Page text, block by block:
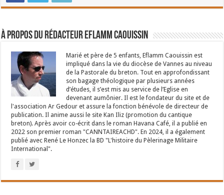
À propos du rédacteur Eflamm Caouissin
Marié et père de 5 enfants, Eflamm Caouissin est
impliqué dans la vie du diocèse de Vannes au niveau
de la Pastorale du breton. Tout en approfondissant
son bagage théologique par plusieurs années
d’études, il s’est mis au service de l’Eglise en
devenant aumônier. Il est le fondateur du site et de
l'association Ar Gedour et assure la fonction bénévole de directeur de
publication. Il anime aussi le site Kan Iliz (promotion du cantique
breton). Après avoir co-écrit dans le roman Havana Café, il a publié en
2022 son premier roman "CANNTAIREACHD". En 2024, il a également
publié avec René Le Honzec la BD "L'histoire du Pèlerinage Militaire
International".